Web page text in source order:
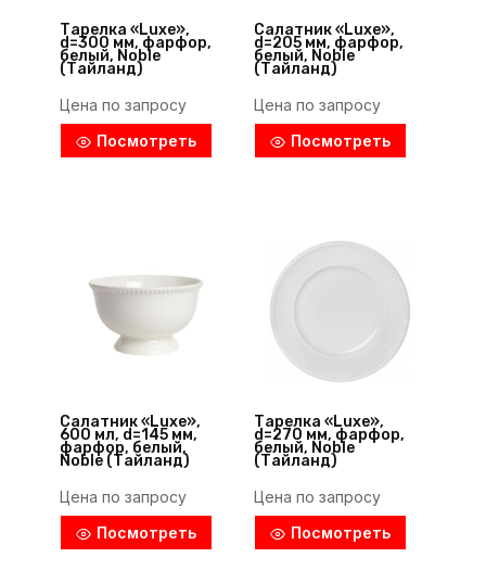
Тарелка «Luxe»,
d=300 мм, фарфор,
белый, Noble
(Тайланд)
Цена по запросу
Посмотреть
Салатник «Luxe»,
d=205 мм, фарфор,
белый, Noble
(Тайланд)
Цена по запросу
Посмотреть
Салатник «Luxe»,
600 мл, d=145 мм,
фарфор, белый,
Noble (Тайланд)
Цена по запросу
Посмотреть
Тарелка «Luxe»,
d=270 мм, фарфор,
белый, Noble
(Тайланд)
Цена по запросу
Посмотреть